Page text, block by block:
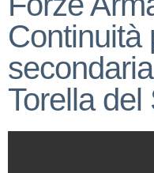
Continuità
Torella del